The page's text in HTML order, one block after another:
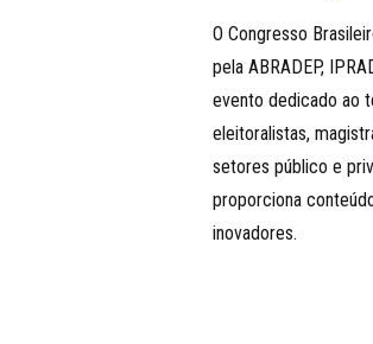
O Congresso
pela ABRADEP,
evento dedicado ao
eleitoralistas,
setores público e
proporciona
inovadores.